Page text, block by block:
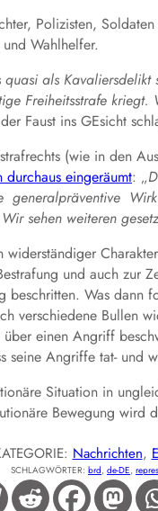
Polizisten,
Wahlhelfer.
als Kavaliersdelikt
Freiheitsstrafe
Faust ins GEsicht
(wie in den
eingeräumt: „
weiteren
und auch zur
beschritten. Was dann
verschiedene Bullen
einen Angriff
seine Angriffe tat- und
Situation in
Bewegung wird
Nachrichten,
SCHLAGWÖRTER: brd, de-DE,